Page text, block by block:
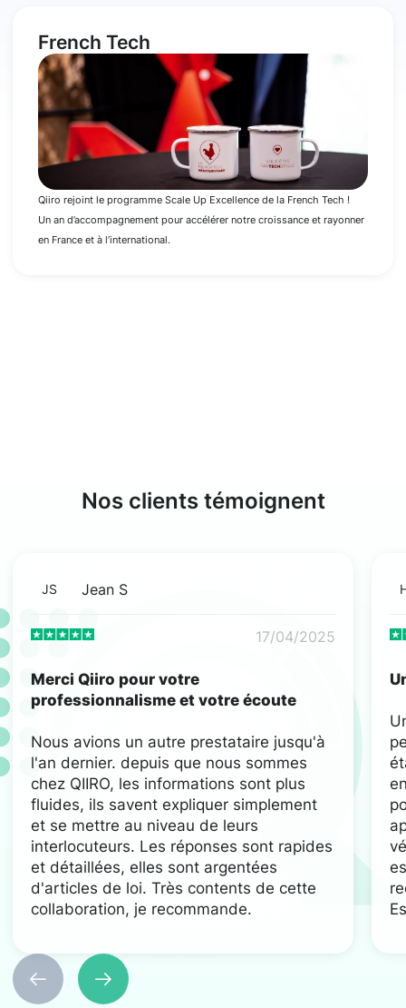
French Tech
Qiiro rejoint le programme Scale Up Excellence de la French Tech !
Un an d’accompagnement pour accélérer notre croissance et rayonner
en France et à l’international.
Nos clients témoignent
JS Jean S
17/04/2025
Merci Qiiro pour votre
professionnalisme et votre écoute
Nous avions un autre prestataire jusqu'à
l'an dernier. depuis que nous sommes
chez QIIRO, les informations sont plus
fluides, ils savent expliquer simplement
et se mettre au niveau de leurs
interlocuteurs. Les réponses sont rapides
et détaillées, elles sont argentées
d'articles de loi. Très contents de cette
collaboration, je recommande.